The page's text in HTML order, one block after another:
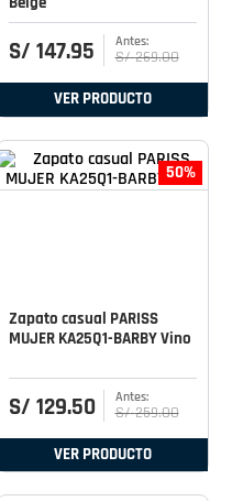
S/ 147.95 S/ 269.00
VER PRODUCTO
50%
Zapato casual PARISS
MUJER KA25Q1-BARBY Vino
S/ 129.50 S/ 259.00
VER PRODUCTO